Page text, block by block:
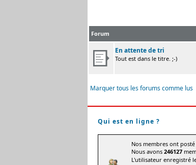
Forum
En attente de tri
Tout est dans le titre. ;-)
Marquer tous les forums comme lus
Qui est en ligne ?
Nos membres ont
Nous avons 246127
L'utilisateur enregistré